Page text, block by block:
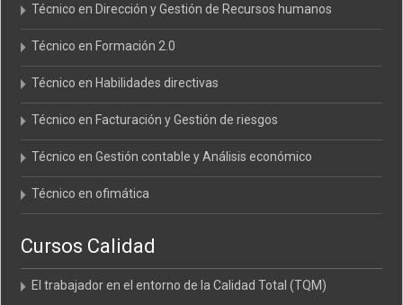
Técnico en Dirección y Gestión de Recursos humanos
Técnico en Formación 2.0
Técnico en Habilidades directivas
Técnico en Facturación y Gestión de riesgos
Técnico en Gestión contable y Análisis económico
Técnico en ofimática
Cursos Calidad
El trabajador en el entorno de la Calidad Total (TQM)